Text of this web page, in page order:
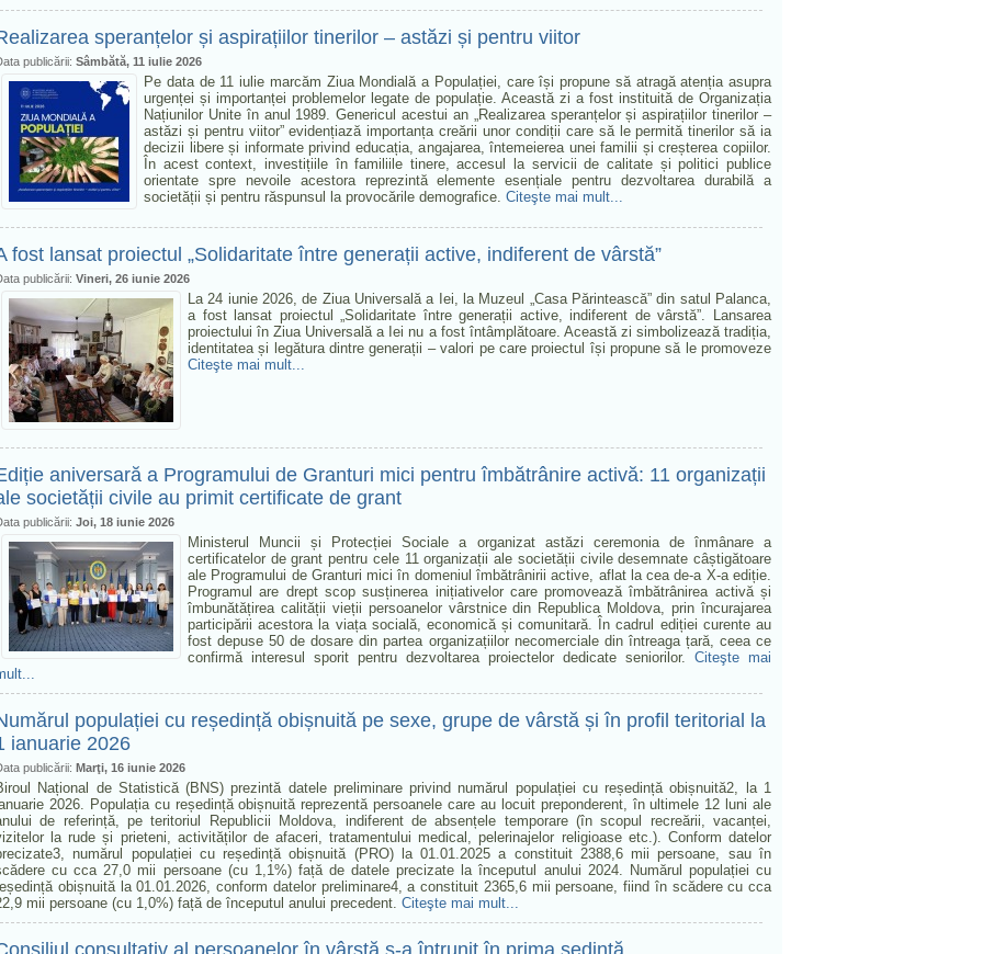
speranțelor și aspirațiilor tinerilor – astăzi și pentru viitor
publicării: Sâmbătă, 11 iulie 2026
Pe data de 11 iulie marcăm Ziua Mondială a Populației, care își propune să atragă atenția asupra
urgenței și importanței problemelor legate de populație. Această zi a fost instituită de Organizația
Națiunilor Unite în anul 1989. Genericul acestui an „Realizarea speranțelor și aspirațiilor tinerilor –
astăzi și pentru viitor” evidențiază importanța creării unor condiții care să le permită tinerilor să ia
decizii libere și informate privind educația, angajarea, întemeierea unei familii și creșterea copiilor.
În acest context, investițiile în familiile tinere, accesul la servicii de calitate și politici publice
orientate spre nevoile acestora reprezintă elemente esențiale pentru dezvoltarea durabilă a
societății și pentru răspunsul la provocările demografice. Citeşte mai mult...
fost lansat proiectul „Solidaritate între generații active, indiferent de vârstă”
publicării: Vineri, 26 iunie 2026
La 24 iunie 2026, de Ziua Universală a Iei, la Muzeul „Casa Părintească” din satul Palanca,
a fost lansat proiectul „Solidaritate între generații active, indiferent de vârstă”. Lansarea
proiectului în Ziua Universală a Iei nu a fost întâmplătoare. Această zi simbolizează tradiția,
identitatea și legătura dintre generații – valori pe care proiectul își propune să le promoveze
Citeşte mai mult...
aniversară a Programului de Granturi mici pentru îmbătrânire activă: 11 organizații
societății civile au primit certificate de grant
publicării: Joi, 18 iunie 2026
Ministerul Muncii și Protecției Sociale a organizat astăzi ceremonia de înmânare a
certificatelor de grant pentru cele 11 organizații ale societății civile desemnate câștigătoare
ale Programului de Granturi mici în domeniul îmbătrânirii active, aflat la cea de-a X-a ediție.
Programul are drept scop susținerea inițiativelor care promovează îmbătrânirea activă și
îmbunătățirea calității vieții persoanelor vârstnice din Republica Moldova, prin încurajarea
participării acestora la viața socială, economică și comunitară. În cadrul ediției curente au
fost depuse 50 de dosare din partea organizațiilor necomerciale din întreaga țară, ceea ce
confirmă interesul sporit pentru dezvoltarea proiectelor dedicate seniorilor. Citeşte mai
populației cu reședință obișnuită pe sexe, grupe de vârstă și în profil teritorial la
ianuarie 2026
publicării: Marţi, 16 iunie 2026
Național de Statistică (BNS) prezintă datele preliminare privind numărul populației cu reședință obișnuită2, la 1
2026. Populația cu reședință obișnuită reprezentă persoanele care au locuit preponderent, în ultimele 12 luni ale
de referință, pe teritoriul Republicii Moldova, indiferent de absențele temporare (în scopul recreării, vacanței,
la rude și prieteni, activităților de afaceri, tratamentului medical, pelerinajelor religioase etc.). Conform datelor
numărul populației cu reședință obișnuită (PRO) la 01.01.2025 a constituit 2388,6 mii persoane, sau în
cu cca 27,0 mii persoane (cu 1,1%) față de datele precizate la începutul anului 2024. Numărul populației cu
obișnuită la 01.01.2026, conform datelor preliminare4, a constituit 2365,6 mii persoane, fiind în scădere cu cca
mii persoane (cu 1,0%) față de începutul anului precedent. Citeşte mai mult...
consultativ al persoanelor în vârstă s-a întrunit în prima ședință